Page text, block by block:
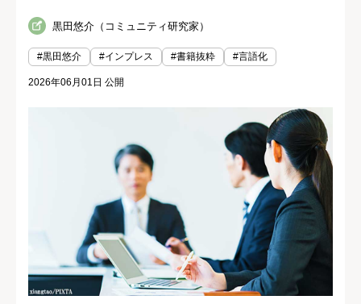
黒田悠介（コミュニティ研究家）
#黒田悠介 #インプレス #書籍抜粋 #言語化
2026年06月01日 公開